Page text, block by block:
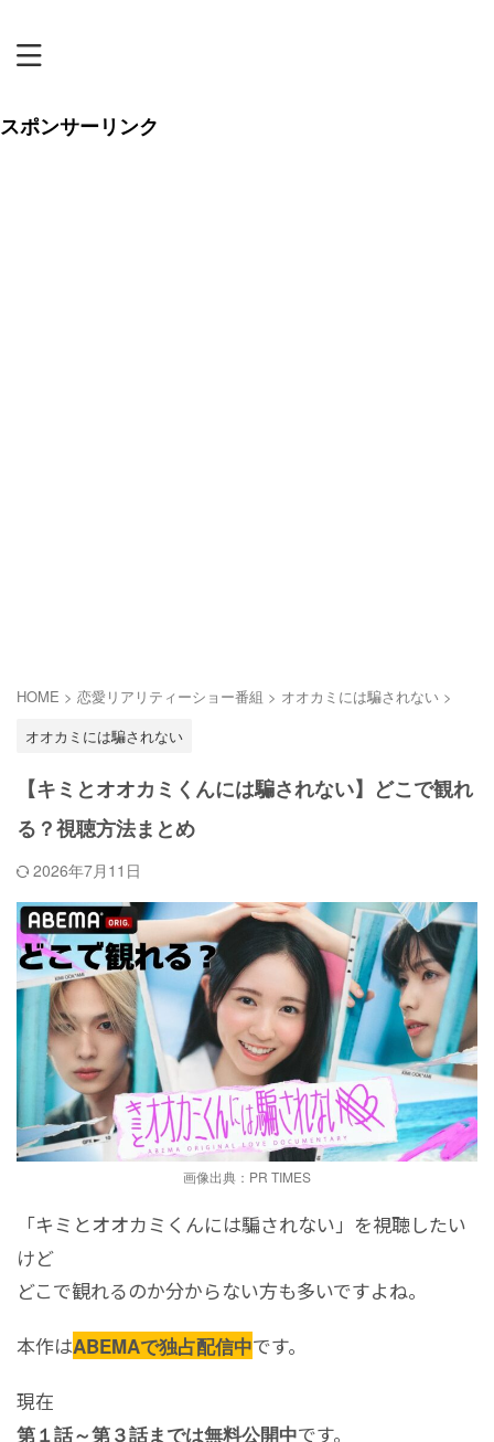
スポンサーリンク
HOME > 恋愛リアリティーショー番組 > オオカミには騙されない >
オオカミには騙されない
【キミとオオカミくんには騙されない】どこで観れ
る？視聴方法まとめ
2026年7月11日
画像出典：PR TIMES
「キミとオオカミくんには騙されない」を視聴したい
けど
どこで観れるのか分からない方も多いですよね。
本作はABEMAで独占配信中です。
現在
第１話～第３話までは無料公開中です。